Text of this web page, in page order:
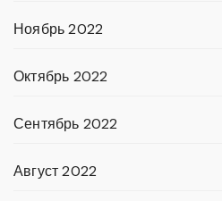
Ноябрь 2022
Октябрь 2022
Сентябрь 2022
Август 2022